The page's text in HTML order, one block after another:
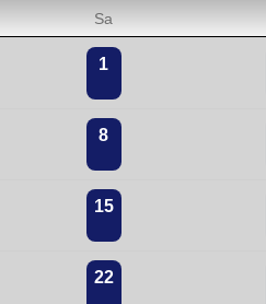
Sa
1
8
15
22